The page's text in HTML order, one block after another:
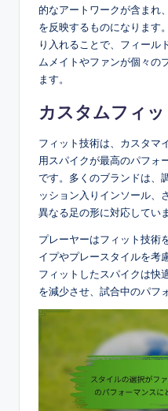
的なアートワークが含まれ
を反映するものになります
り入れることで、フィール
ムメイトやファンが個々の
ます。
カスタムフィ
フィット技術は、カスタマ
用スパイクが最高のパフォ
です。多くのブランドは、
ッション入りインソール、
異なる足の形に対応していま
プレーヤーはフィット技術
イプやプレースタイルを考
フィットしたスパイクは快
を減少させ、試合中のパフ